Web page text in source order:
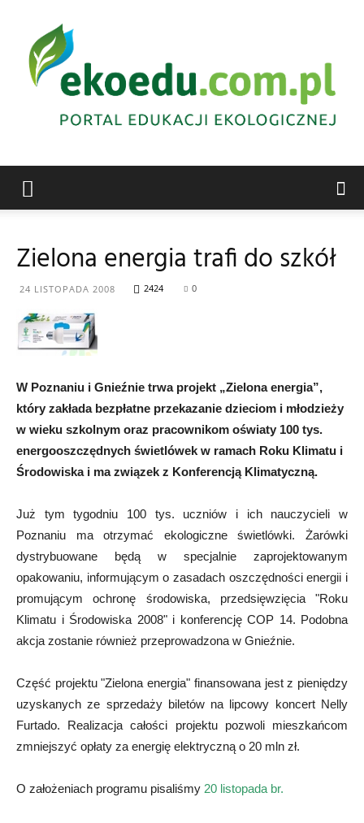
Zielona energia trafi do szkół
24 LISTOPADA 2008 2424 0
W Poznaniu i Gnieźnie trwa projekt „Zielona energia”,
który zakłada bezpłatne przekazanie dzieciom i młodzieży
w wieku szkolnym oraz pracownikom oświaty 100 tys.
energooszczędnych świetlówek w ramach Roku Klimatu i
Środowiska i ma związek z Konferencją Klimatyczną.
Już tym tygodniu 100 tys. uczniów i ich nauczycieli w
Poznaniu ma otrzymać ekologiczne świetlówki. Żarówki
dystrybuowane będą w specjalnie zaprojektowanym
opakowaniu, informującym o zasadach oszczędności energii i
promującym ochronę środowiska, przedsięwzięcia "Roku
Klimatu i Środowiska 2008" i konferencję COP 14. Podobna
akcja zostanie również przeprowadzona w Gnieźnie.
Część projektu "Zielona energia" finansowana jest z pieniędzy
uzyskanych ze sprzedaży biletów na lipcowy koncert Nelly
Furtado. Realizacja całości projektu pozwoli mieszkańcom
zmniejszyć opłaty za energię elektryczną o 20 mln zł.
O założeniach programu pisaliśmy 20 listopada br.